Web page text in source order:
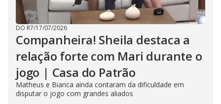
DO R7/17/07/2026
Companheira! Sheila destaca a
relação forte com Mari durante o
jogo | Casa do Patrão
Matheus e Bianca ainda contaram da dificuldade em
disputar o jogo com grandes aliados